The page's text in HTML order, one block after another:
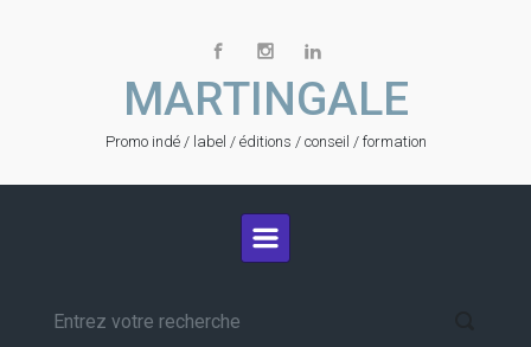
MARTINGALE
Promo indé / label / éditions / conseil / formation